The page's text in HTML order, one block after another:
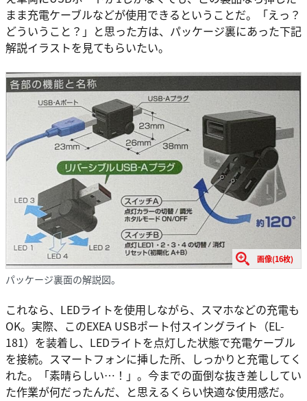
まま充電ケーブルなどが使用できるということだ。「えっ？
どういうこと？」と思った方は、パッケージ裏にあった下記
解説イラストを見てもらいたい。
画像(16枚)
パッケージ裏面の解説図。
これなら、LEDライトを使用しながら、スマホなどの充電も
OK。実際、このEXEA USBポート付スイングライト（EL-
181）を装着し、LEDライトを点灯した状態で充電ケーブル
を接続。スマートフォンに挿した所、しっかりと充電してく
れた。「素晴らしい…！」。今までの面倒な抜き差ししてい
た作業が何だったんだ、と思えるくらい快適な使用感だ。